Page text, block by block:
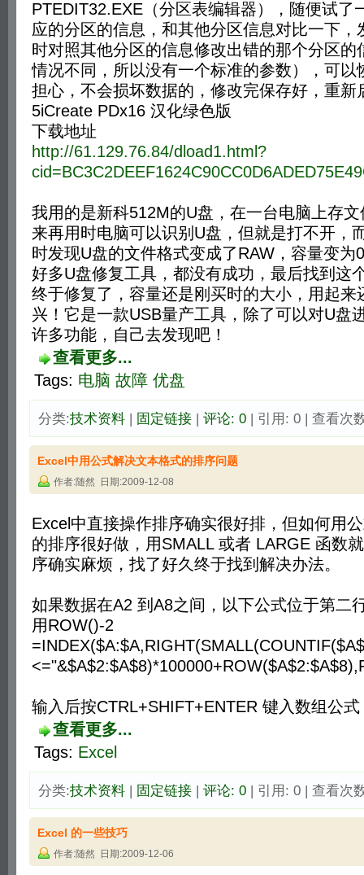
PTEDIT32.EXE（分区表编辑器），随便试了
应的分区的信息，和其他分区信息对比一下，
时对照其他分区的信息修改出错的那个分区的
情况不同，所以没有一个标准的参数），可以
担心，不会损坏数据的，修改完保存好，重新
5iCreate PDx16 汉化绿色版
下载地址
http://61.129.76.84/dload1.html?
我用的是新科512M的U盘，在一台电脑上存
来再用时电脑可以识别U盘，但就是打不开，
时发现U盘的文件格式变成了RAW，容量变为
好多U盘修复工具，都没有成功，最后找到这
终于修复了，容量还是刚买时的大小，用起来
兴！它是一款USB量产工具，除了可以对U盘
许多功能，自己去发现吧！
查看更多...
Tags: 电脑 故障 优盘
分类:技术资料| 固定链接| 评论: 0| 引用: 0 | 查看次
Excel中用公式解决文本格式的排序问题
作者:随然 日期:2009-12-08
Excel中直接操作排序确实很好排，但如何用
的排序很好做，用SMALL 或者 LARGE 函数
序确实麻烦，找了好久终于找到解决办法。
如果数据在A2 到A8之间，以下公式位于第二
用ROW()-2
输入后按CTRL+SHIFT+ENTER 键入数组公式
查看更多...
Tags: Excel
分类:技术资料| 固定链接| 评论: 0| 引用: 0 | 查看次
Excel 的一些技巧
作者:随然 日期:2009-12-06